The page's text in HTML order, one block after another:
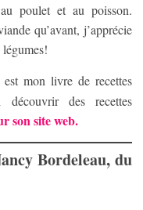
poulet et au poisson.
qu’avant, j’apprécie
est mon livre de recettes
des recettes
son site web.
Bordeleau, du